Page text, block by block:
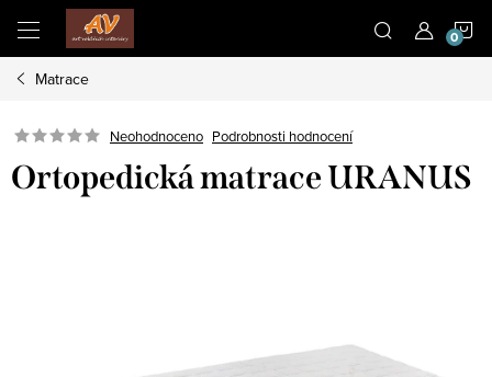
obsah
Matrace
Neohodnoceno Podrobnosti hodnocení
Ortopedická matrace URANUS